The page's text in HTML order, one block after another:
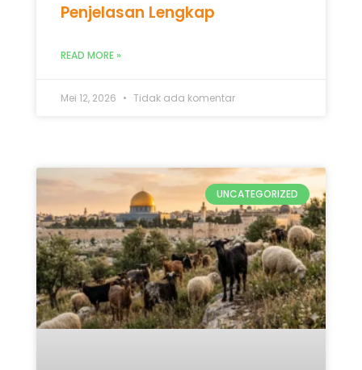
Penjelasan Lengkap
READ MORE »
Mei 12, 2026 Tidak ada komentar
UNCATEGORIZED